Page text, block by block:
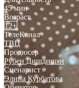
45 мин
Возраст
12+
ТелеКанал
ТВЦ
Продюсер
Рубен Дишдишян
Сценарист
Элина Курбатова